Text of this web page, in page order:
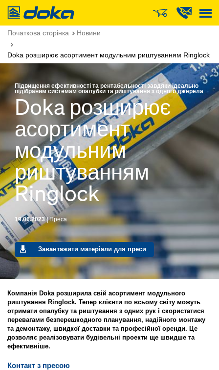
Doka
Початкова сторінка Новини
Doka розширює асортимент модульним риштуванням Ringlock
Підвищення ефективності та рентабельності завдяки ідеально
підібраним системам опалубки та риштування з одного джерела
Doka розширює
асортимент
модульним
риштуванням
Ringlock
19.06.2023 |Преса
Завантажити матеріали для преси
Компанія Doka розширила свій асортимент модульного
риштування Ringlock. Тепер клієнти по всьому світу можуть
отримати опалубку та риштування з одних рук і скористатися
перевагами безперешкодного планування, надійного монтажу
та демонтажу, швидкої доставки та професійної оренди. Це
дозволяє реалізовувати будівельні проекти ще швидше та
ефективніше.
Контакт з пресою